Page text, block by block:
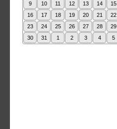
9
10 11 12 13 14
15
16
17 18 19 20 21
22
23
24 25 26 27 28
29
30
31 1 2 3 4 5